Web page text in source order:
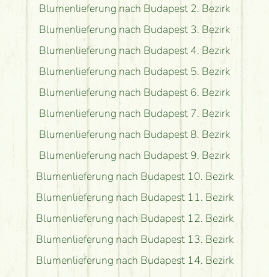
Blumenlieferung nach Budapest 2. Bezirk
Blumenlieferung nach Budapest 3. Bezirk
Blumenlieferung nach Budapest 4. Bezirk
Blumenlieferung nach Budapest 5. Bezirk
Blumenlieferung nach Budapest 6. Bezirk
Blumenlieferung nach Budapest 7. Bezirk
Blumenlieferung nach Budapest 8. Bezirk
Blumenlieferung nach Budapest 9. Bezirk
Blumenlieferung nach Budapest 10. Bezirk
Blumenlieferung nach Budapest 11. Bezirk
Blumenlieferung nach Budapest 12. Bezirk
Blumenlieferung nach Budapest 13. Bezirk
Blumenlieferung nach Budapest 14. Bezirk